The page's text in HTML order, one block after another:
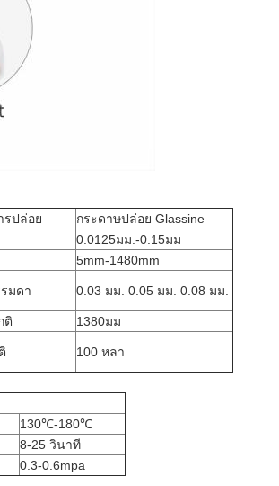
รปล่อย
กระดาษปล่อย Glassine
0.0125มม.-0.15มม
5mm-1480mm
มดา 0.03 มม. 0.05 มม. 0.08 มม.
ติ
1380มม
100 หลา
130℃-180℃
8-25 วินาที
0.3-0.6mpa